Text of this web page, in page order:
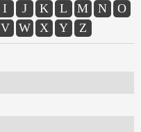
I J K L M N
O
V W X Y Z